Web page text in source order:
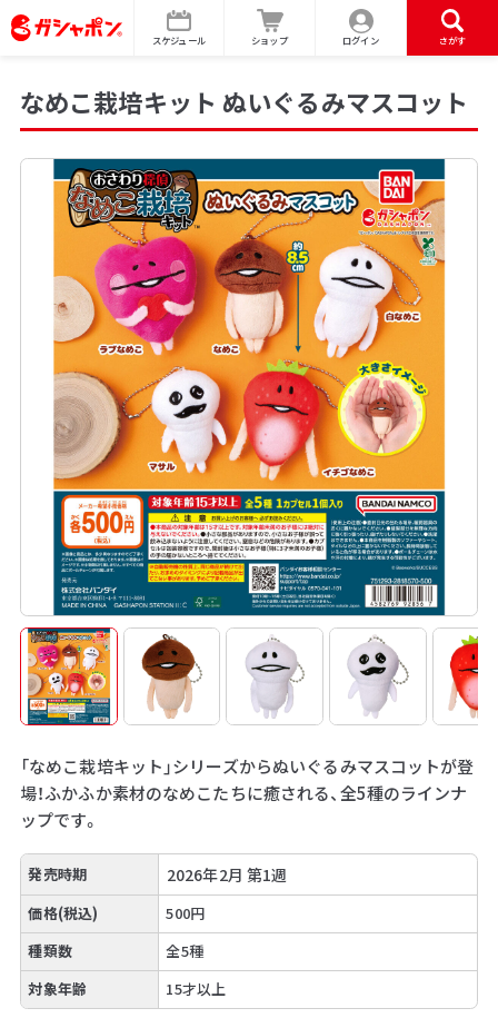
スケジュール ショップ ログイン さがす
なめこ栽培キット ぬいぐるみマスコット
「なめこ栽培キット」シリーズからぬいぐるみマスコットが登
場！ふかふか素材のなめこたちに癒される、全5種のラインナ
ップです。
発売時期 2026年2月 第1週
価格(税込)
500円
種類数
全5種
対象年齢
15才以上